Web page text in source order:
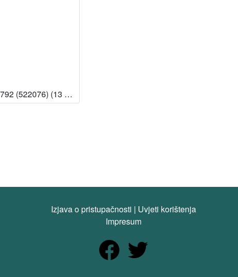
98.792 (522076) (13 – Knjižnica HAZU) [Dostupno]
Izjava o pristupačnosti | Uvjeti korištenja
Impresum